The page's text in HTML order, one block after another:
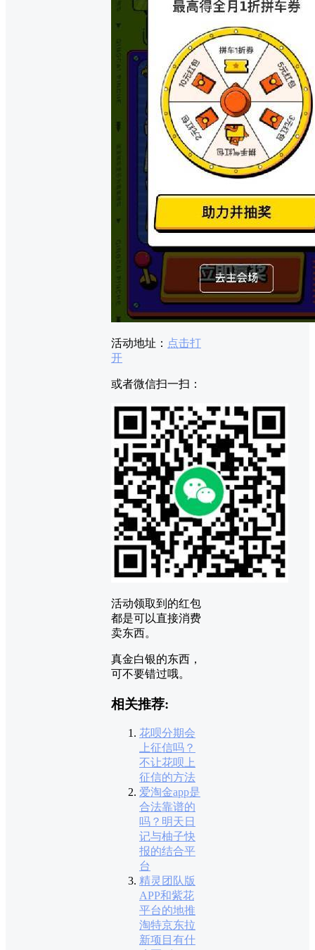
活动地址： 点击打
开
或者微信扫一扫：
活动领取到的红包
都是可以直接消费
卖东西。
真金白银的东西，
可不要错过哦。
相关推荐:
花呗分期会
上征信吗？
不让花呗上
征信的方法
爱淘金app是
合法靠谱的
吗？明天日
记与柚子快
报的结合平
台
精灵团队版
APP和紫花
平台的地推
淘特京东拉
新项目有什